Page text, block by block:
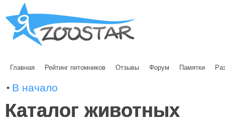
Главная Рейтинг питомников Отзывы Форум Памятки
В начало
Каталог животных